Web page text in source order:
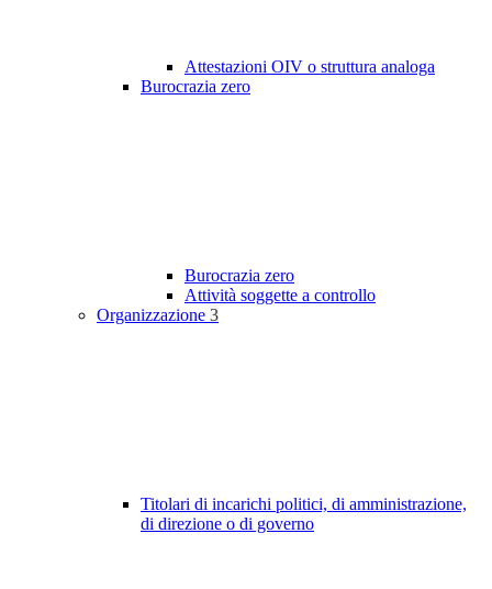
Attestazioni OIV o struttura analoga
Burocrazia zero
Burocrazia zero
Attività soggette a controllo
Organizzazione 3
Titolari di incarichi politici, di amministrazione,
di direzione o di governo